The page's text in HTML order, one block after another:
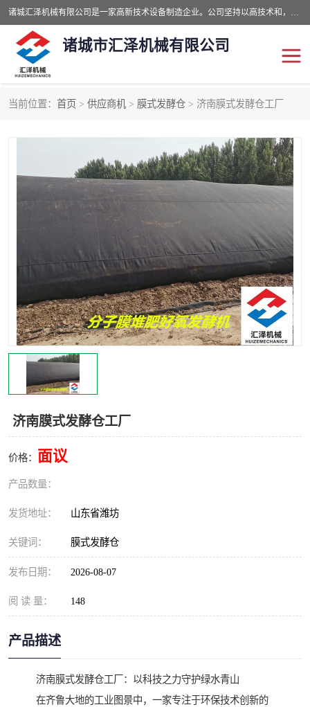
诸城汇泽机械有限公司是一家高新技术设备制造企业。公司坚持以高技术和，高服务于用户，以的环保机械制造设备赢的用户的信赖。现在主要生产死亡畜禽无害化处理和立式和卧式有机肥设备，搅拌机，烘干机，高温发酵机等。污水处理设备，固液分离机。气浮机，化制机等。公司秉承品质，用户至上，科技创新的经营理。
诸城市汇泽机械有限公司
当前位置： 首页 > 供应商机 > 膜式发酵仓 > 济南膜式发酵仓工厂
济南膜式发酵仓工厂
价格： 面议
产品数量：
发货地址： 山东省潍坊
关键词： 膜式发酵仓
发布日期： 2026-08-07
阅 读 量： 148
产品描述
济南膜式发酵仓工厂：以科技之力守护绿水青山
在齐鲁大地的工业图景中，一家专注于环保技术创新的
有机肥设备
纳米膜好氧发酵堆肥机 粪污烘干酶体机
纳米膜发酵
分子膜堆肥仓
分子膜发酵堆肥设备